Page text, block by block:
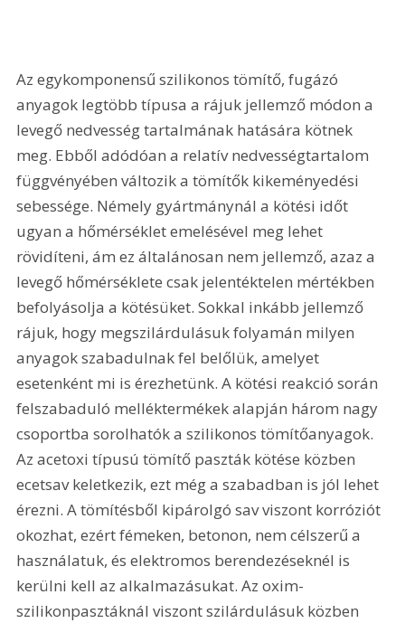
Az egykomponensű szilikonos tömítő, fugázó
anyagok legtöbb típusa a rájuk jellemző módon a
levegő nedvesség tartalmának hatására kötnek
meg. Ebből adódóan a relatív nedvességtartalom
függvényében változik a tömítők kikeményedési
sebessége. Némely gyártmánynál a kötési időt
ugyan a hőmérséklet emelésével meg lehet
rövidíteni, ám ez általánosan nem jellemző, azaz a
levegő hőmérséklete csak jelentéktelen mértékben
befolyásolja a kötésüket. Sokkal inkább jellemző
rájuk, hogy megszilárdulásuk folyamán milyen
anyagok szabadulnak fel belőlük, amelyet
esetenként mi is érezhetünk. A kötési reakció során
felszabaduló melléktermékek alapján három nagy
csoportba sorolhatók a szilikonos tömítőanyagok.
Az acetoxi típusú tömítő paszták kötése közben
ecetsav keletkezik, ezt még a szabadban is jól lehet
érezni. A tömítésből kipárolgó sav viszont korróziót
okozhat, ezért fémeken, betonon, nem célszerű a
használatuk, és elektromos berendezéseknél is
kerülni kell az alkalmazásukat. Az oxim-
szilikonpasztáknál viszont szilárdulásuk közben